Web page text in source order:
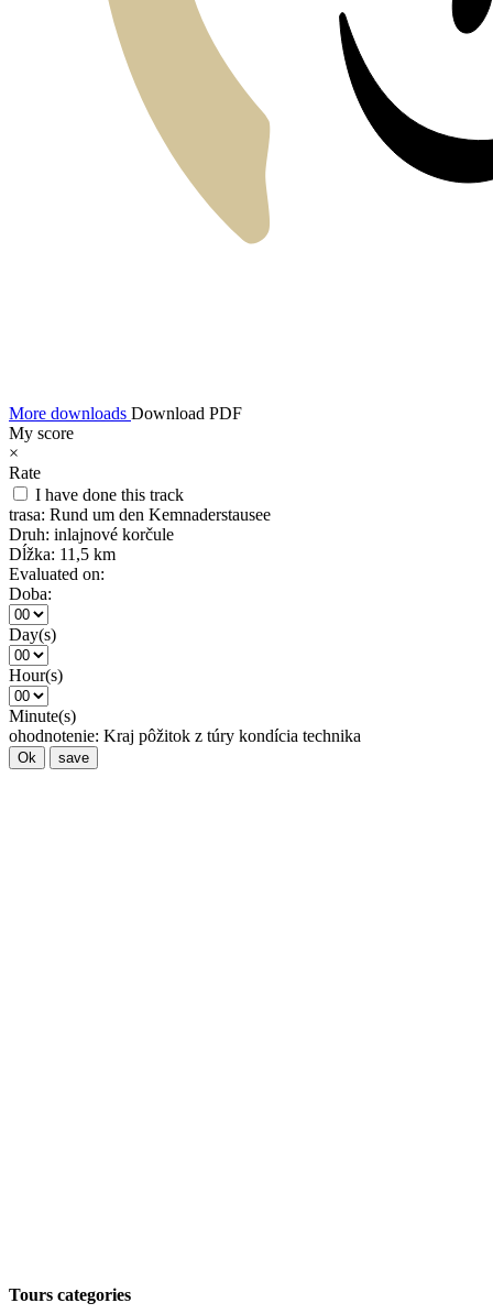
More downloads Download PDF
My score
×
Rate
I have done this track
trasa: Rund um den Kemnaderstausee
Druh: inlajnové korčule
Dĺžka: 11,5 km
Evaluated on:
Doba:
Day(s)
Hour(s)
Minute(s)
ohodnotenie: Kraj pôžitok z túry kondícia technika
Ok save
Tours categories